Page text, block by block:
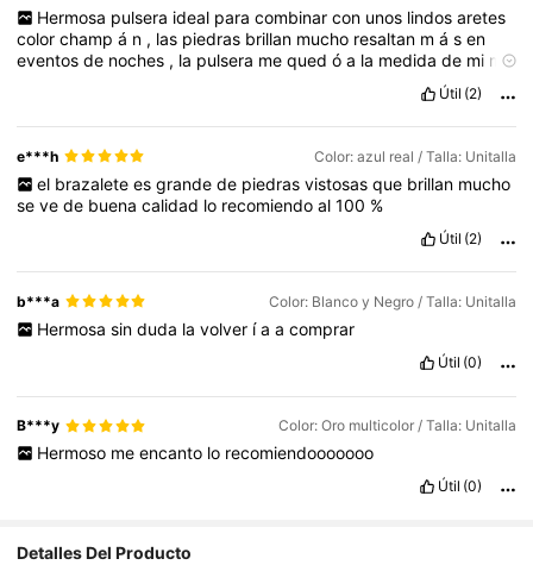
Hermosa pulsera ideal para combinar con unos lindos aretes
colorchampá n , las piedras brillan mucho resaltan másen
eventosde noches , la pulsera mequedóa la medidade mi mu
Útil (2)
e***h Color: azul real / Talla: Unitalla
el brazalete es grande de piedras vistosas que brillan mucho
sevede buenacalidad lo recomiendoal100 %
Útil (2)
b***a Color: Blanco y Negro / Talla: Unitalla
Hermosa sin duda la volver ía a comprar
Útil (0)
B***y Color: Oro multicolor / Talla: Unitalla
Hermoso me encanto lo recomiendooooooo
Útil (0)
Detalles Del Producto
4,93 12K Seguidores